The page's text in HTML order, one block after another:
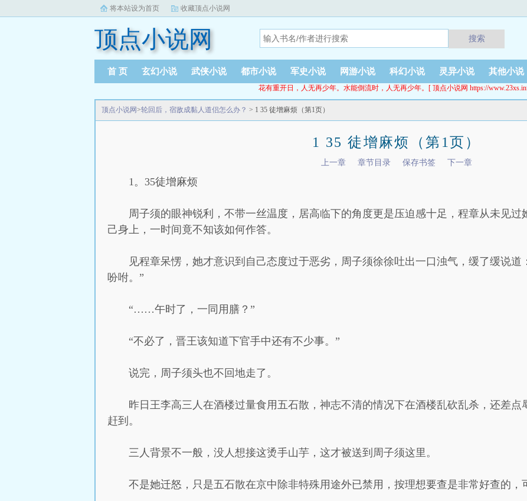
将本站设为首页 收藏顶点小说网
顶点小说网 搜索
首 页 玄幻小说 武侠小说 都市小说 军史小说 网游小说 科幻小说 灵异小说 其他小说
花有重开日，人无再少年。水能倒流时，人无再少年。[ 顶点小说网 https://
顶点小说网>轮回后，宿敌成黏人道侣怎么办？ > 1 35 徒增麻烦（第1页）
1 35 徒增麻烦（第1页）
上一章 章节目录 保存书签 下一章
1。35徒增麻烦
周子须的眼神锐利，不带一丝温度，居高临下的角度更是压迫感十足，程章从未见过
己身上，一时间竟不知该如何作答。
见程章呆愣，她才意识到自己态度过于恶劣，周子须徐徐吐出一口浊气，缓了缓说
吩咐。”
“……午时了，一同用膳？”
“不必了，晋王该知道下官手中还有不少事。”
说完，周子须头也不回地走了。
昨日王李高三人在酒楼过量食用五石散，神志不清的情况下在酒楼乱砍乱杀，还差
赶到。
三人背景不一般，没人想接这烫手山芋，这才被送到周子须这里。
不是她迁怒，只是五石散在京中除非特殊用途外已禁用，按理想要查是非常好查的，